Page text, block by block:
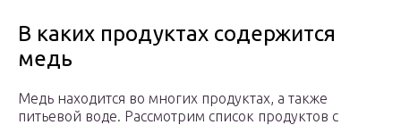
В каких продуктах содержится
медь
Медь находится во многих продуктах, а также
питьевой воде. Рассмотрим список продуктов с